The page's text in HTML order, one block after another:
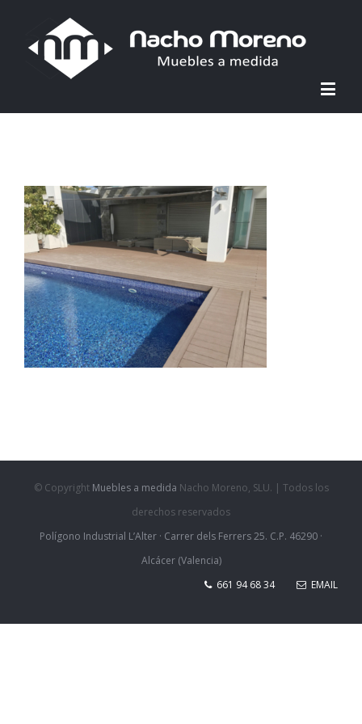
© Copyright Muebles a medida Nacho Moreno, SLU. | Todos los
derechos reservados
Polígono Industrial L’Alter · Carrer dels Ferrers 25. C.P. 46290 ·
Alcácer (Valencia)
661 94 68 34
EMAIL